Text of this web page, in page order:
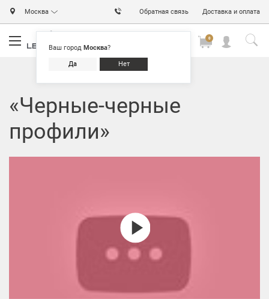
Москва
Ваш город Москва?
Да Нет
Обратная связь Доставка и оплата
0
«Черные-черные
профили»